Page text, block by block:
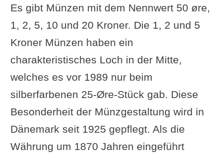
des Euro
Alternative Perspektive: Die
Schattenseiten der dänischen
Krone
FAQ zur dänischen Krone
FunFacts zur dänischen Krone
Testfragen zum Artikel
Ergänzung oder Frage von Ihnen?
Es gibt Münzen mit dem Nennwert 50 øre,
1, 2, 5, 10 und 20 Kroner. Die 1, 2 und 5
Kroner Münzen haben ein
charakteristisches Loch in der Mitte,
welches es vor 1989 nur beim
silberfarbenen 25-Øre-Stück gab. Diese
Besonderheit der Münzgestaltung wird in
Dänemark seit 1925 gepflegt. Als die
Währung um 1870 Jahren eingeführt